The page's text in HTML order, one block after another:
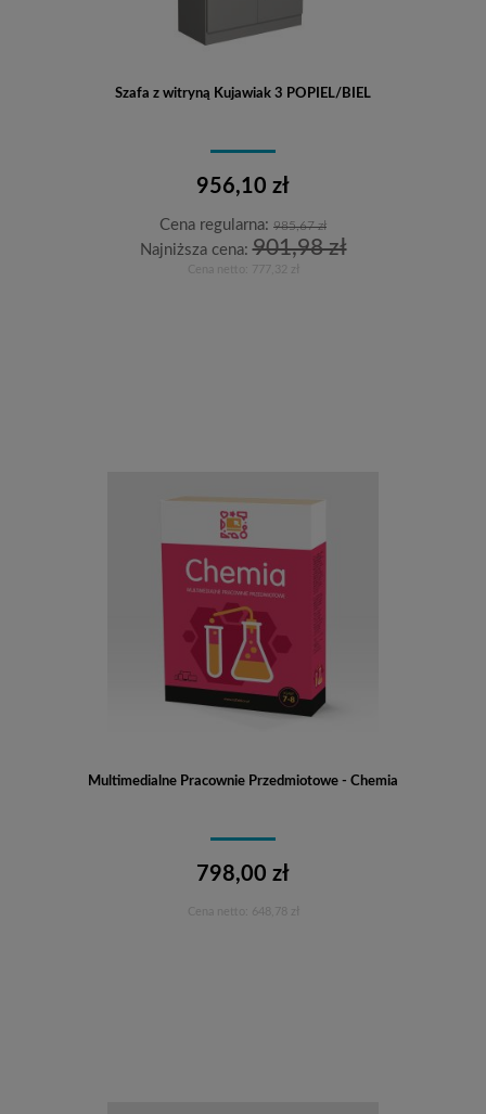
Szafa z witryną Kujawiak 3 POPIEL/BIEL
956,10 zł
Cena regularna: 985,67 zł
Najniższa cena:901,98 zł
777,32 zł
Multimedialne Pracownie Przedmiotowe - Chemia
798,00 zł
648,78 zł